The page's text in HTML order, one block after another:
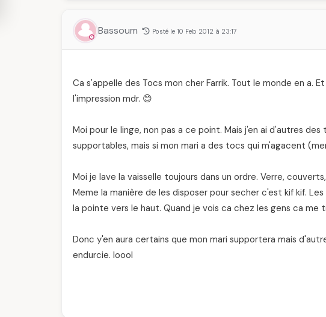
Bassoum Posté le 10 Feb 2012 à 23:17
Ca s'appelle des Tocs mon cher Farrik. Tout le monde en a.
l'impression mdr. 😊
Moi pour le linge, non pas a ce point. Mais j'en ai d'autres
supportables, mais si mon mari a des tocs qui m'agacent
Moi je lave la vaisselle toujours dans un ordre. Verre,
Meme la manière de les disposer pour secher c'est kif kif.
la pointe vers le haut. Quand je vois ca chez les gens ca me
Donc y'en aura certains que mon mari supportera mais
endurcie. loool